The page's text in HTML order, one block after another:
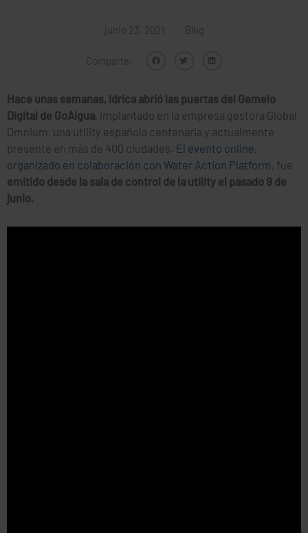
junio 23, 2021 Blog
Comparte:
Hace unas semanas, Idrica abrió las puertas del Gemelo
Digital de GoAigua, implantado en la empresa gestora Global
Omnium, una utility española centenaria y actualmente
presente en más de 400 ciudades. El evento online,
organizado en colaboración con Water Action Platform , fue
emitido desde la sala de control de la utility el pasado 9 de
junio.